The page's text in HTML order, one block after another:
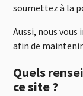
soumettez à la
Aussi, nous
afin de
Quels
ce site ?